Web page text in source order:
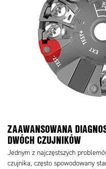
ZAAWANSOWANA
DWÓCH CZUJNIKÓW
Jednym z najczęstszych
czujnika, często spowodowany